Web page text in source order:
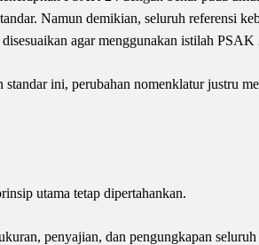
Namun demikian, seluruh referensi
agar menggunakan istilah PSAK
ini, perubahan nomenklatur justru
utama tetap dipertahankan.
penyajian, dan pengungkapan